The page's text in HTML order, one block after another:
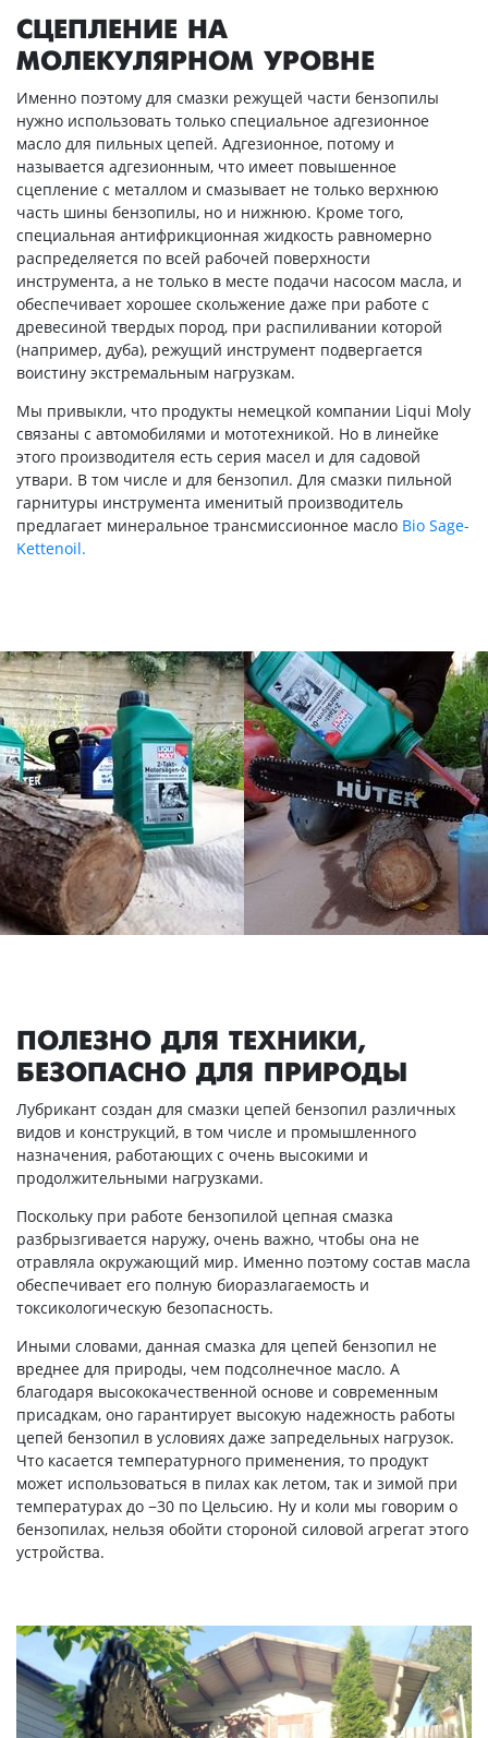
СЦЕПЛЕНИЕ НА
МОЛЕКУЛЯРНОМ УРОВНЕ
Именно поэтому для смазки режущей части бензопилы
нужно использовать только специальное адгезионное
масло для пильных цепей. Адгезионное, потому и
называется адгезионным, что имеет повышенное
сцепление с металлом и смазывает не только верхнюю
часть шины бензопилы, но и нижнюю. Кроме того,
специальная антифрикционная жидкость равномерно
распределяется по всей рабочей поверхности
инструмента, а не только в месте подачи насосом масла, и
обеспечивает хорошее скольжение даже при работе с
древесиной твердых пород, при распиливании которой
(например, дуба), режущий инструмент подвергается
воистину экстремальным нагрузкам.
Мы привыкли, что продукты немецкой компании Liqui Moly
связаны с автомобилями и мототехникой. Но в линейке
этого производителя есть серия масел и для садовой
утвари. В том числе и для бензопил. Для смазки пильной
гарнитуры инструмента именитый производитель
предлагает минеральное трансмиссионное масло Bio Sage-
Kettenoil.
ПОЛЕЗНО ДЛЯ ТЕХНИКИ,
БЕЗОПАСНО ДЛЯ ПРИРОДЫ
Лубрикант создан для смазки цепей бензопил различных
видов и конструкций, в том числе и промышленного
назначения, работающих с очень высокими и
продолжительными нагрузками.
Поскольку при работе бензопилой цепная смазка
разбрызгивается наружу, очень важно, чтобы она не
отравляла окружающий мир. Именно поэтому состав масла
обеспечивает его полную биоразлагаемость и
токсикологическую безопасность.
Иными словами, данная смазка для цепей бензопил не
вреднее для природы, чем подсолнечное масло. А
благодаря высококачественной основе и современным
присадкам, оно гарантирует высокую надежность работы
цепей бензопил в условиях даже запредельных нагрузок.
Что касается температурного применения, то продукт
может использоваться в пилах как летом, так и зимой при
температурах до −30 по Цельсию. Ну и коли мы говорим о
бензопилах, нельзя обойти стороной силовой агрегат этого
устройства.